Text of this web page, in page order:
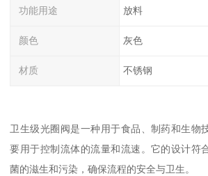
功能用途 放料
颜色 灰色
材质 不锈钢
卫生级光圈阀是一种用于食品、制药和生物
要用于控制流体的流量和流速。它的设计符
菌的滋生和污染，确保流程的安全与卫生。